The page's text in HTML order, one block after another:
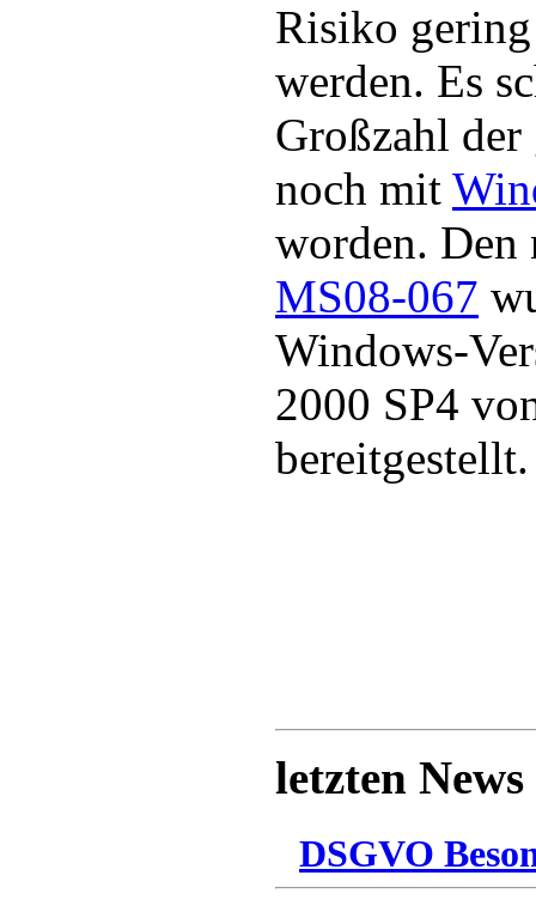
Risiko
werden. Es
Großzahl der
noch mit
worden.
MS08-067
Windows-
2000 SP4
bereitgestellt.
letzten News
DSGVO